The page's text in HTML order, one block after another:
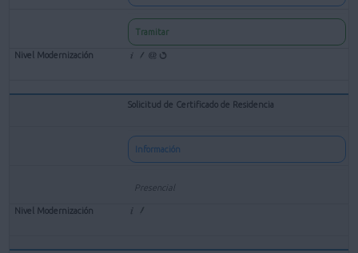
Tramitar
Solicitud de Certificado de Residencia
Información
Presencial